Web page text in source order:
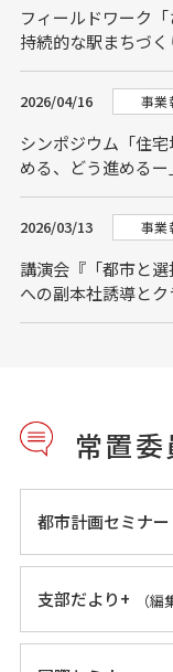
フィールドワーク
持続的な駅まちづ
2026/04/16 事業
シンポジウム「住
める、どう進める
2026/03/13 事業
講演会『「都市と
への副本社誘導と
常置
都市計画セミナー
支部だより+ （